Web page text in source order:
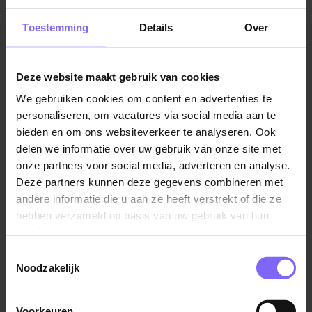
Toestemming Details Over
Deze website maakt gebruik van cookies
We gebruiken cookies om content en advertenties te
personaliseren, om vacatures via social media aan te
bieden en om ons websiteverkeer te analyseren. Ook
delen we informatie over uw gebruik van onze site met
onze partners voor social media, adverteren en analyse.
Deze partners kunnen deze gegevens combineren met
andere informatie die u aan ze heeft verstrekt of die ze
hebben verzameld op basis van uw gebruik van hun
Noodzakelijk
OutSystems platform, including legacy
environments, current usage, and the transition
OutSystems in our organization;
Set and enforce architecture principles, coding
standards, and governance for OutSystems
development;
Guide and coach developers in the OutSystems
Platform Team and the wider community of
OutSystems developers in product teams;
Act as architectural authority for platform decisions,
Ensure OutSystems is used intentionally when it is
MuleSoft, Azure) are a better fit;